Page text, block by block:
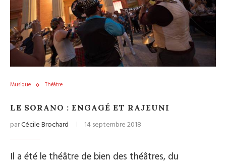
Musique Théâtre
LE SORANO : ENGAGÉ ET RAJEUNI
parCécile Brochard 14 septembre 2018
Il a été le théâtre de bien des théâtres, du